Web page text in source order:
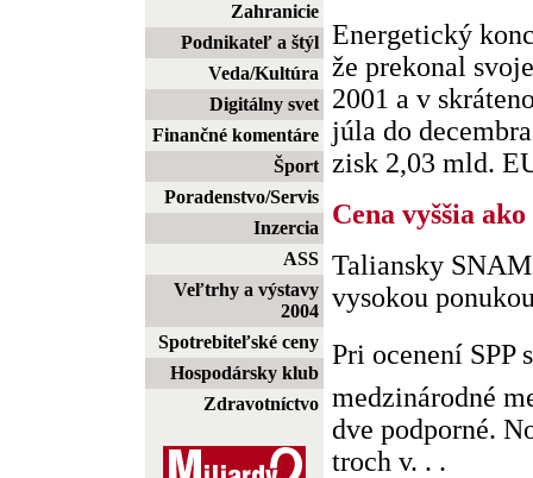
Zahranicie
Podnikateľ a štýl
Veda/Kultúra
Digitálny svet
Finančné komentáre
Šport
Poradenstvo/Servis
Inzercia
ASS
Veľtrhy a výstavy
2004
Spotrebiteľské ceny
Hospodársky klub
Zdravotníctvo
Energetický
že prekonal
2001 a v
júla do
zisk 2,03 mld.
Cena vyššia
Taliansky
vysokou
Pri ocenení
medzinárodné
dve podporné.
troch v. . .